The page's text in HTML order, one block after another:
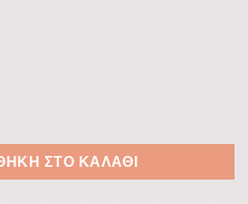
S1901 ΛΕΥΚΟ ποσότητα
ΣΤΟ ΚΑΛΆΘΙ